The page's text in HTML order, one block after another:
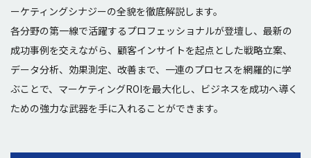
ーケティングシナジーの全貌を徹底解説します。
各分野の第一線で活躍するプロフェッショナルが登壇し、最新の
成功事例を交えながら、顧客インサイトを起点とした戦略立案、
データ分析、効果測定、改善まで、一連のプロセスを網羅的に学
ぶことで、マーケティングROIを最大化し、ビジネスを成功へ導く
ための強力な武器を手に入れることができます。